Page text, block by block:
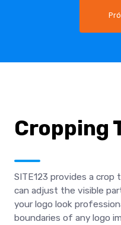
Cropping
SITE123 provides a crop
can adjust the visible
your logo look
boundaries of any logo